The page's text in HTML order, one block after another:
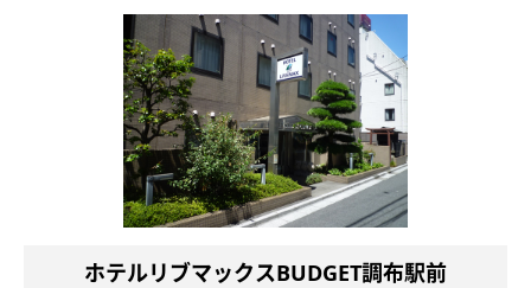
ホテルリブマックスBUDGET調布駅前